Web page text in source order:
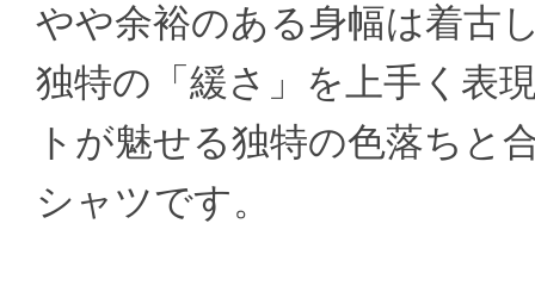
やや余裕のある身幅は着古
独特の「緩さ」を上手く表
トが魅せる独特の色落ちと
シャツです。